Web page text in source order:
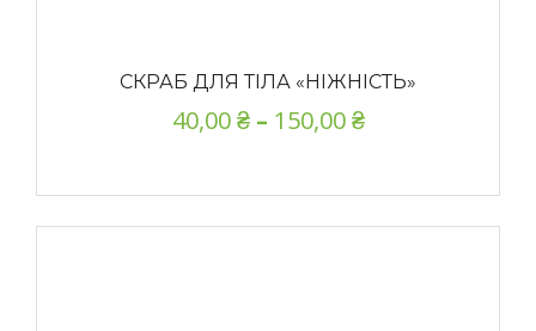
СКРАБ ДЛЯ ТІЛА «НІЖНІСТЬ»
40,00₴– 150,00₴